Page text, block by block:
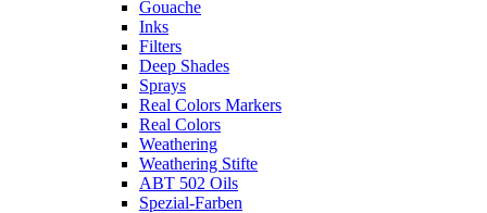
Gouache
Inks
Filters
Deep Shades
Sprays
Real Colors Markers
Real Colors
Weathering
Weathering Stifte
ABT 502 Oils
Spezial-Farben